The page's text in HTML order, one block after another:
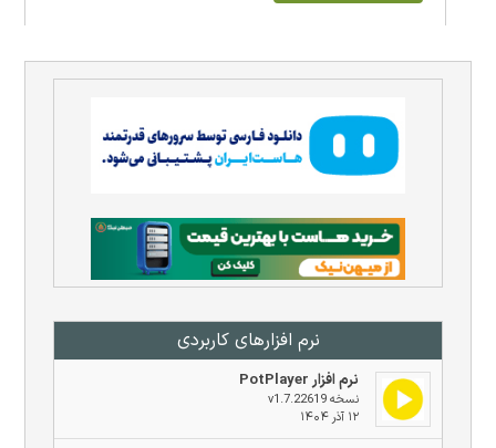
نرم افزار‌های کاربردی
نرم افزار PotPlayer
نسخه v1.7.22619
۱۲ آذر ۱۴۰۴